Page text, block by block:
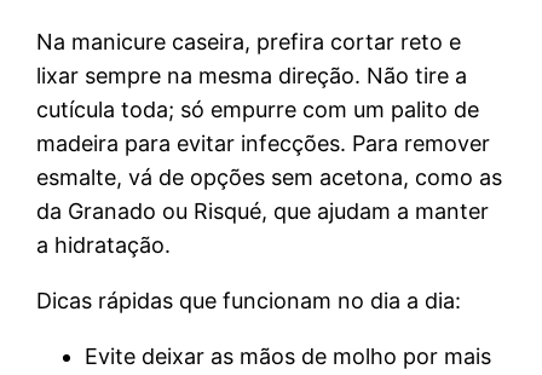
Na manicure caseira, prefira cortar reto e
lixar sempre na mesma direção. Não tire a
cutícula toda; só empurre com um palito de
madeira para evitar infecções. Para remover
esmalte, vá de opções sem acetona, como as
da Granado ou Risqué, que ajudam a manter
a hidratação.
Dicas rápidas que funcionam no dia a dia:
Evite deixar as mãos de molho por mais